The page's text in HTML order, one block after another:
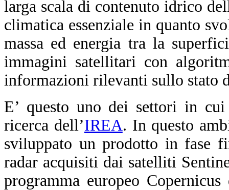
larga scala di contenuto idrico
climatica essenziale in quanto
massa ed energia tra la
immagini satellitari con
informazioni rilevanti sullo stato
E’ questo uno dei settori in
ricerca dell’IREA. In questo
sviluppato un prodotto in fase
radar acquisiti dai satelliti
programma europeo